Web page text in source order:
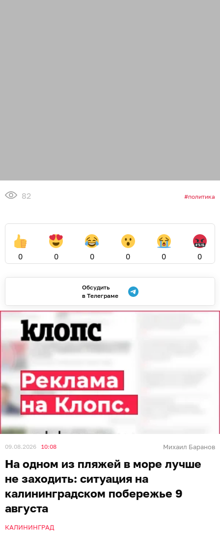
82 политика
0 0 0 0 0 0
Обсудить
в Телеграме
09.08.2026 10:08 Михаил Баранов
На одном из пляжей в море лучше
не заходить: ситуация на
калининградском побережье 9
августа
КАЛИНИНГРАД